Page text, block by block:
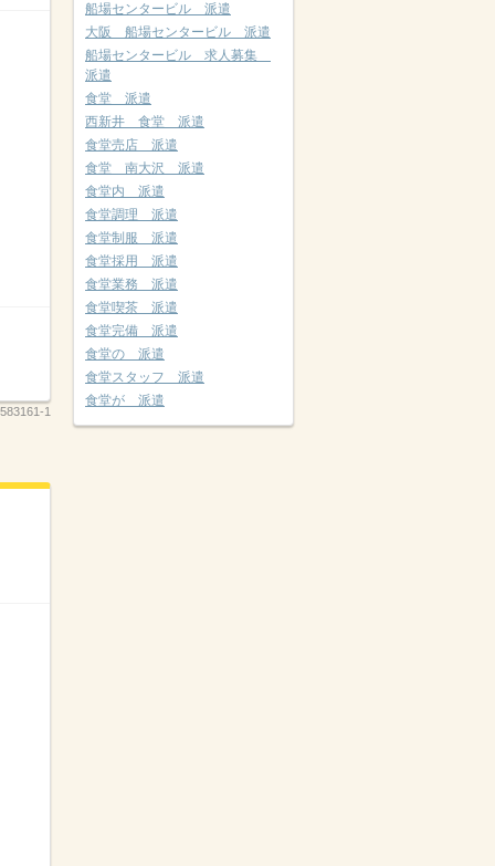
1
船場センタービル 派遣
大阪 船場センタービル 派遣
船場センタービル 求人募集
派遣
食堂 派遣
西新井 食堂 派遣
食堂売店 派遣
食堂 南大沢 派遣
食堂内 派遣
食堂調理 派遣
食堂制服 派遣
食堂採用 派遣
食堂業務 派遣
食堂喫茶 派遣
食堂完備 派遣
食堂の 派遣
食堂スタッフ 派遣
食堂が 派遣